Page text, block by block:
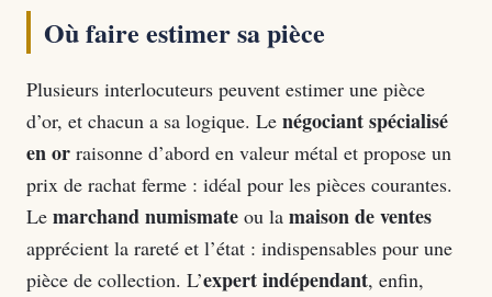
Où faire estimer sa pièce
Plusieurs interlocuteurs peuvent estimer une pièce
d’or, et chacun a sa logique. Le négociant spécialisé
en or raisonne d’abord en valeur métal et propose un
prix de rachat ferme : idéal pour les pièces courantes.
Le marchand numismate ou la maison de ventes
apprécient la rareté et l’état : indispensables pour une
pièce de collection. L’expert indépendant, enfin,